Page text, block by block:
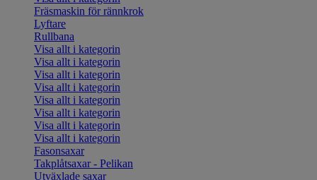
Fräsmaskin för rännkrok
Lyftare
Rullbana
Visa allt i kategorin
Visa allt i kategorin
Visa allt i kategorin
Visa allt i kategorin
Visa allt i kategorin
Visa allt i kategorin
Visa allt i kategorin
Visa allt i kategorin
Fasonsaxar
Takplåtsaxar - Pelikan
Utväxlade saxar